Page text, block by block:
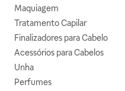
Maquiagem
Tratamento Capilar
Finalizadores para Cabelo
Acessórios para Cabelos
Unha
Perfumes